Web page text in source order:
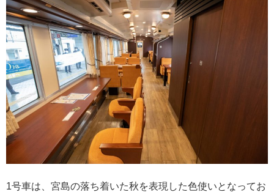
1号車は、宮島の落ち着いた秋を表現した色使いとなってお